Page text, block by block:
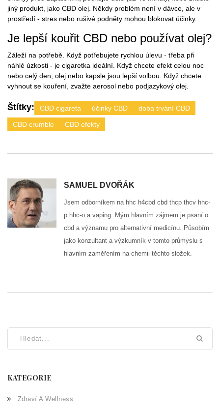
jiný produkt, jako CBD olej. Někdy problém není v dávce, ale v
prostředí - stres nebo rušivé podněty mohou blokovat účinky.
Je lepší kouřit CBD nebo používat olej?
Záleží na potřebě. Když potřebujete rychlou úlevu - třeba při
náhlé úzkosti - je cigaretka ideální. Když chcete efekt celou noc
nebo celý den, olej nebo kapsle jsou lepší volbou. Když chcete
vyhnout se kouření, zvažte aerosol nebo podjazykový olej.
Štítky: CBD cigareta účinky CBD doba trvání CBD
CBD crumble CBD efekty
SAMUEL DVOŘÁK
Jsem odborníkem na hhc h4cbd cbd thcp thcv hhc-
p hhc-o a vaping. Mým hlavním zájmem je psaní o
cbd a významu pro alternativní medicínu. Působím
jako konzultant a výzkumník v tomto průmyslu s
hlavním zaměřením na chemii těchto složek.
KATEGORIE
Zdraví A Wellness